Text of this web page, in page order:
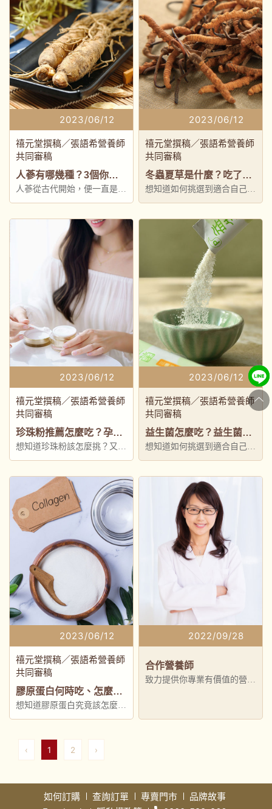
2023/06/12
禧元堂撰稿／張語希營養師
共同審稿
人蔘有哪幾種？3個你必須知道的人蔘吃法大公開！
人蔘從古代開始，便一直是人
們心中的養生佳品
2023/06/12
禧元堂撰稿／張語希營養師
共同審稿
冬蟲夏草是什麼？吃了又有什麼用？細談冬蟲夏草食用方法
想知道如何挑選到適合自己的
益生菌產品，本文告訴你益生
菌推薦吃法及挑選原則
2023/06/12
禧元堂撰稿／張語希營養師
共同審稿
珍珠粉推薦怎麼吃？孕婦可以吃嗎？完整注意事項與選購技巧解析
想知道珍珠粉該怎麼挑？又該
怎麼吃、吃哪種較好？本篇將
從頭介紹珍珠粉，讓你一次搞
懂珍珠粉的祕密
2023/06/12
禧元堂撰稿／張語希營養師
共同審稿
益生菌怎麼吃？益生菌推薦吃法＋3大挑選原則完整解析！
想知道如何挑選到適合自己的
益生菌產品，本文告訴你益生
菌推薦吃法及挑選原則
2023/06/12
禧元堂撰稿／張語希營養師
共同審稿
膠原蛋白何時吃、怎麼吃？營養師告訴你吃法3重點及推薦食物 - 禧元堂
想知道膠原蛋白究竟該怎麼
吃、何時吃，那就不要錯過本
2022/09/28
合作營養師
致力提供你專業有價值的營養
‹ 1 2 ›
如何訂購 查詢訂單 專賣門市
品牌故事